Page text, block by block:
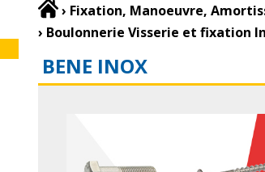
› Fixation, Manoeuvre,
› Boulonnerie Visserie et fixation
BENE INOX